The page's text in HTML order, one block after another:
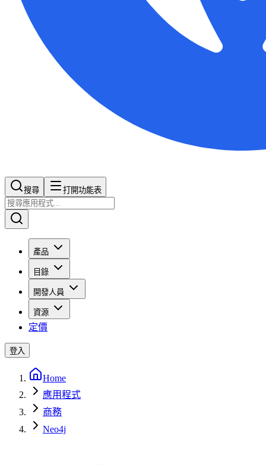
搜尋​​​​ 打開功能表
產品
目錄
開發人員
資源
定價
登入
Home
應用程式
商務
Neo4j